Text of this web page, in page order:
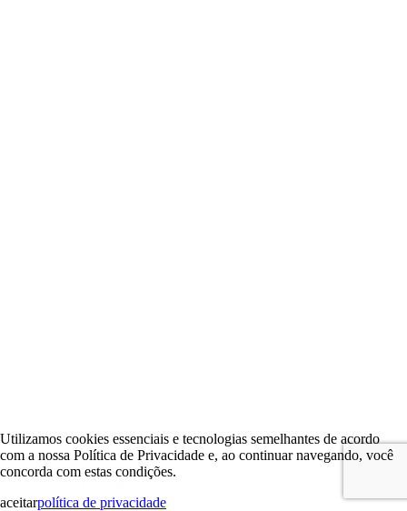
Utilizamos cookies essenciais e tecnologias semelhantes de acordo
com a nossa Política de Privacidade e, ao continuar navegando, você
concorda com estas condições.
aceitarpolítica de privacidade